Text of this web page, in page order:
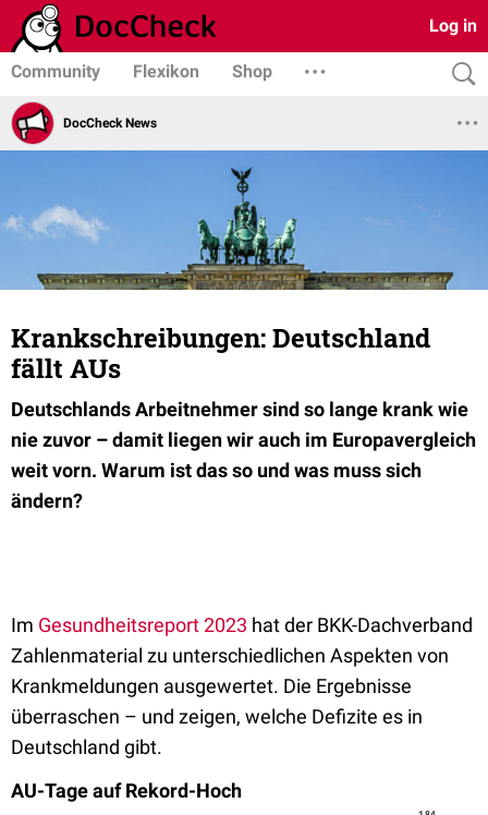
Log in
Community Flexikon Shop
DocCheck News
Krankschreibungen: Deutschland
fällt AUs
Deutschlands Arbeitnehmer sind so lange krank wie
nie zuvor – damit liegen wir auch im Europavergleich
weit vorn. Warum ist das so und was muss sich
ändern?
Im Gesundheitsreport 2023 hat der BKK-Dachverband
Zahlenmaterial zu unterschiedlichen Aspekten von
Krankmeldungen ausgewertet. Die Ergebnisse
überraschen – und zeigen, welche Defizite es in
Deutschland gibt.
AU-Tage auf Rekord-Hoch